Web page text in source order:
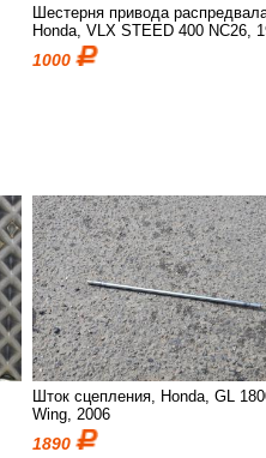
Шестерня привода
Honda, VLX STEED 400 NC26,
1000
Шток сцепления, Honda, GL
Wing, 2006
1890